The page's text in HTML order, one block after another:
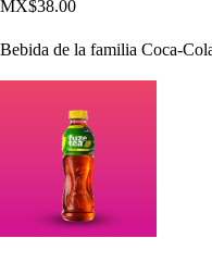
MX$38.00
Bebida de la familia Coca-